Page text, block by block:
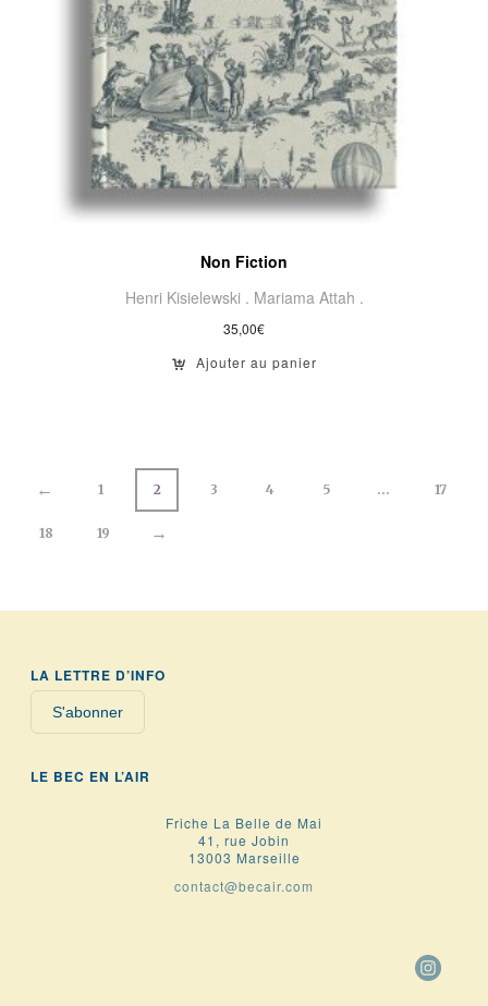
Non Fiction
Henri Kisielewski . Mariama Attah .
35,00€
Ajouter au panier
← 1 2 3 4 5 … 17
18 19 →
LA LETTRE D’INFO
S'abonner
LE BEC EN L’AIR
Friche La Belle de Mai
41, rue Jobin
13003 Marseille
contact@becair.com